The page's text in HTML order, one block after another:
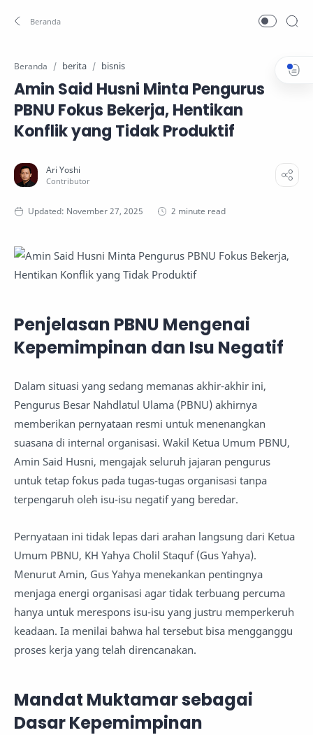
Beranda berita bisnis
Amin Said Husni Minta Pengurus
PBNU Fokus Bekerja, Hentikan
Konflik yang Tidak Produktif
2 minute read
Penjelasan PBNU Mengenai
Kepemimpinan dan Isu Negatif
Dalam situasi yang sedang memanas akhir-akhir ini,
Pengurus Besar Nahdlatul Ulama (PBNU) akhirnya
memberikan pernyataan resmi untuk menenangkan
suasana di internal organisasi. Wakil Ketua Umum PBNU,
Amin Said Husni, mengajak seluruh jajaran pengurus
untuk tetap fokus pada tugas-tugas organisasi tanpa
terpengaruh oleh isu-isu negatif yang beredar.
Pernyataan ini tidak lepas dari arahan langsung dari Ketua
Umum PBNU, KH Yahya Cholil Staquf (Gus Yahya).
Menurut Amin, Gus Yahya menekankan pentingnya
menjaga energi organisasi agar tidak terbuang percuma
hanya untuk merespons isu-isu yang justru memperkeruh
keadaan. Ia menilai bahwa hal tersebut bisa mengganggu
proses kerja yang telah direncanakan.
Mandat Muktamar sebagai
Dasar Kepemimpinan